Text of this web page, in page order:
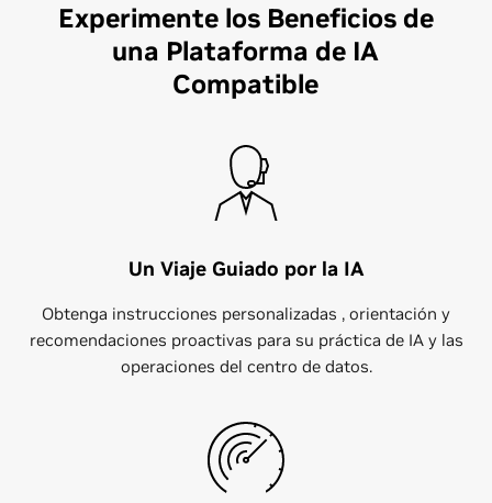
Experimente los Beneficios de
una Plataforma de IA
Compatible
Un Viaje Guiado por la IA
Obtenga instrucciones personalizadas , orientación y
recomendaciones proactivas para su práctica de IA y las
operaciones del centro de datos.